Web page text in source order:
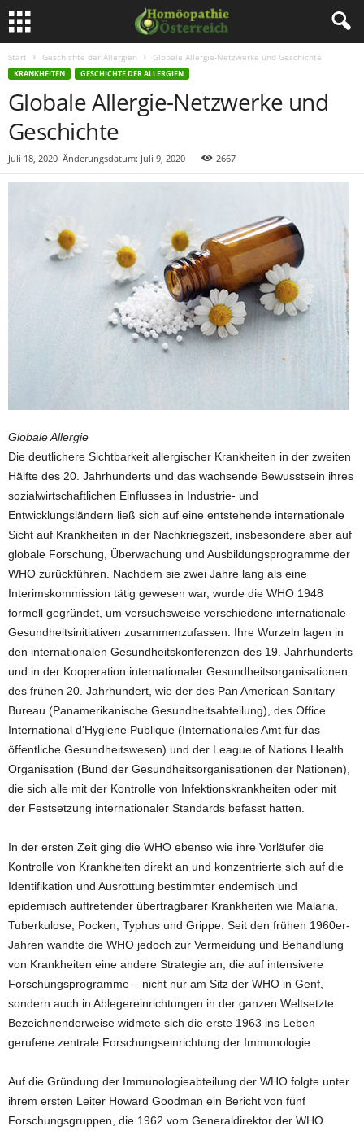
Start Geschichte der Allergien Globale Allergie-Netzwerke und Geschichte
KRANKHEITEN GESCHICHTE DER ALLERGIEN
Globale Allergie-Netzwerke und
Geschichte
Juli 18, 2020 Änderungsdatum: Juli 9, 2020 2667
Globale Allergie
Die deutlichere Sichtbarkeit allergischer Krankheiten in der zweiten
Hälfte des 20. Jahrhunderts und das wachsende Bewusstsein ihres
sozialwirtschaftlichen Einflusses in Industrie- und
Entwicklungsländern ließ sich auf eine entstehende internationale
Sicht auf Krankheiten in der Nachkriegszeit, insbesondere aber auf
globale Forschung, Überwachung und Ausbildungsprogramme der
WHO zurückführen. Nachdem sie zwei Jahre lang als eine
Interimskommission tätig gewesen war, wurde die WHO 1948
formell gegründet, um versuchsweise verschiedene internationale
Gesundheitsinitiativen zusammenzufassen. Ihre Wurzeln lagen in
den internationalen Gesundheitskonferenzen des 19. Jahrhunderts
und in der Kooperation internationaler Gesundheitsorganisationen
des frühen 20. Jahrhundert, wie der des Pan American Sanitary
Bureau (Panamerikanische Gesundheitsabteilung), des Office
International d’Hygiene Publique (Internationales Amt für das
öffentliche Gesundheitswesen) und der League of Nations Health
Organisation (Bund der Gesundheitsorganisationen der Nationen),
die sich alle mit der Kontrolle von Infektionskrankheiten oder mit
der Festsetzung internationaler Standards befasst hatten.
In der ersten Zeit ging die WHO ebenso wie ihre Vorläufer die
Kontrolle von Krankheiten direkt an und konzentrierte sich auf die
Identifikation und Ausrottung bestimmter endemisch und
epidemisch auftretender übertragbarer Krankheiten wie Malaria,
Tuberkulose, Pocken, Typhus und Grippe. Seit den frühen 1960er-
Jahren wandte die WHO jedoch zur Vermeidung und Behandlung
von Krankheiten eine andere Strategie an, die auf intensivere
Forschungsprogramme – nicht nur am Sitz der WHO in Genf,
sondern auch in Ablegereinrichtungen in der ganzen Weltsetzte.
Bezeichnenderweise widmete sich die erste 1963 ins Leben
gerufene zentrale Forschungseinrichtung der Immunologie.
Auf die Gründung der Immunologieabteilung der WHO folgte unter
ihrem ersten Leiter Howard Goodman ein Bericht von fünf
Forschungsgruppen, die 1962 vom Generaldirektor der WHO